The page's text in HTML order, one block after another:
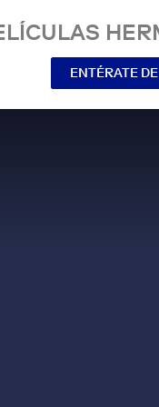
ENTÉRATE